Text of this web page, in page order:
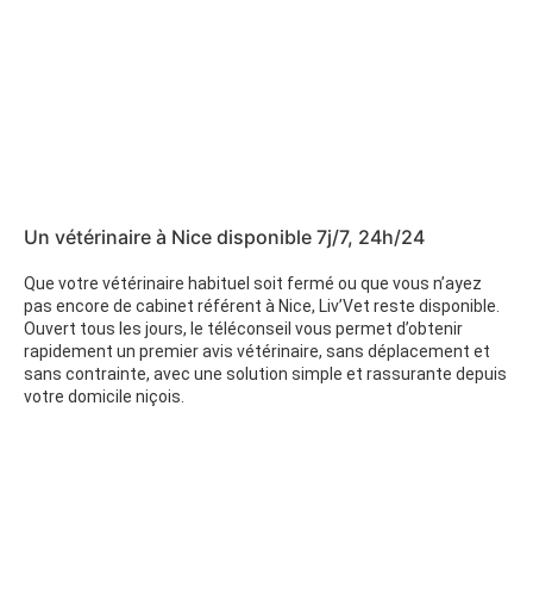
Un vétérinaire à Nice disponible 7j/7, 24h/24
Que votre vétérinaire habituel soit fermé ou que vous n’ayez
pas encore de cabinet référent à Nice, Liv’Vet reste disponible.
Ouvert tous les jours, le téléconseil vous permet d’obtenir
rapidement un premier avis vétérinaire, sans déplacement et
sans contrainte, avec une solution simple et rassurante depuis
votre domicile niçois.